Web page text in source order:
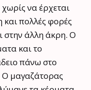
να έρχεται
πολλές φορές
στην άλλη άκρη. Ο
και το
πάνω στο
Ο μαγαζάτορας